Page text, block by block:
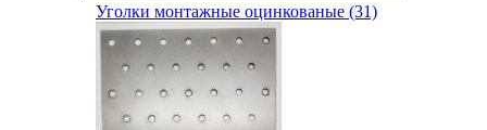
Уголки монтажные оцинкованые (31)